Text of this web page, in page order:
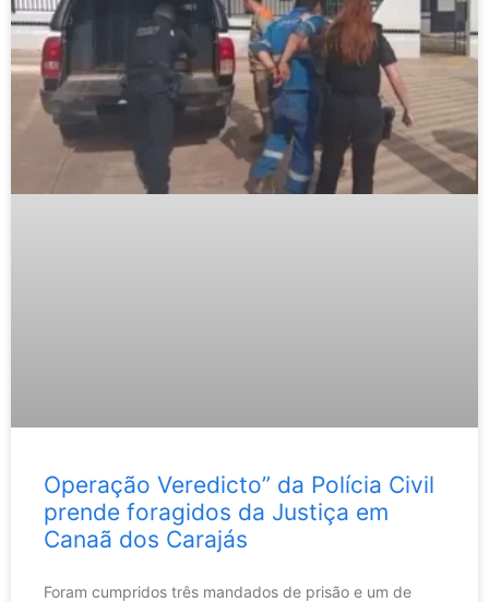
Operação Veredicto” da Polícia Civil
prende foragidos da Justiça em
Canaã dos Carajás
Foram cumpridos três mandados de prisão e um de